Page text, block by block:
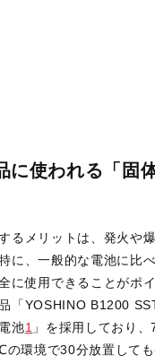
に使われる「固
るメリットは、発火や
に、一般的な電池に比
に使用できることがポ
「YOSHINO B1200
池1 」を採用しており
環境で30分放置しても